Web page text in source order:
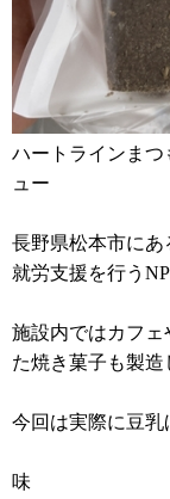
ハートラインま
ュー
長野県松本市に
就労支援を行う
施設内ではカフェ
た焼き菓子も製造
今回は実際に豆乳
味